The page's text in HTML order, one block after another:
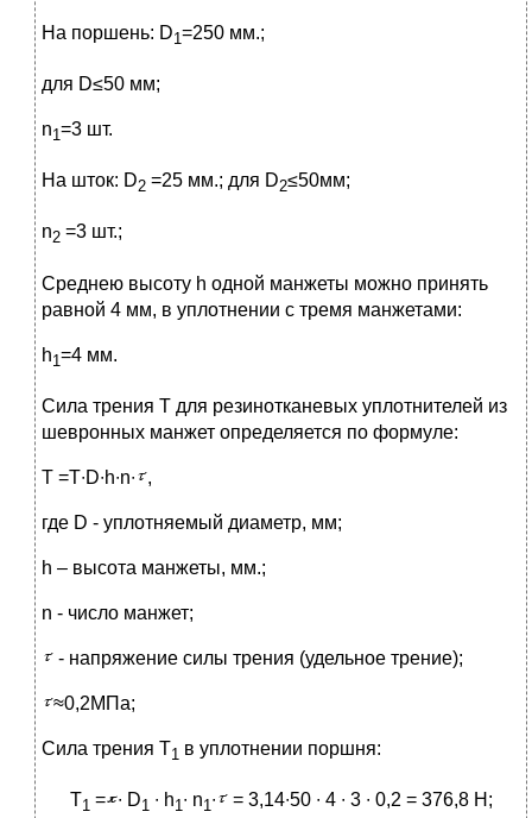
На поршень: D1=250 мм.;
для D≤50 мм;
n1=3 шт.
На шток: D2 =25 мм.; для D2≤50мм;
n2 =3 шт.;
Среднею высоту h одной манжеты можно принять
равной 4 мм, в уплотнении с тремя манжетами:
h1 =4 мм.
Сила трения Т для резинотканевых уплотнителей из
шевронных манжет определяется по формуле:
Т =Т∙D∙h∙n∙ ,
где D - уплотняемый диаметр, мм;
h – высота манжеты, мм.;
n - число манжет;
- напряжение силы трения (удельное трение);
≈0,2МПа;
Сила трения Т1 в уплотнении поршня:
Т1 = ∙ D1 ∙ h1∙ n1∙ = 3,14∙50 ∙ 4 ∙ 3 ∙ 0,2 = 376,8 H;